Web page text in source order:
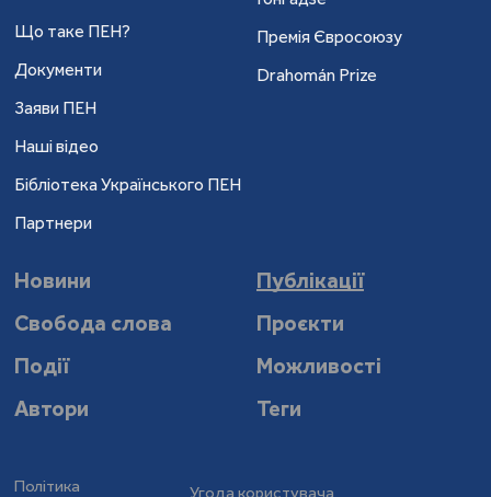
Що таке ПЕН?
Документи
Заяви ПЕН
Наші відео
Бібліотека Українського ПЕН
Партнери
Премія Євросоюзу
Drahomán Prize
Новини
Публікації
Свобода слова
Проєкти
Події
Можливості
Автори
Теги
Політика Угода користувача